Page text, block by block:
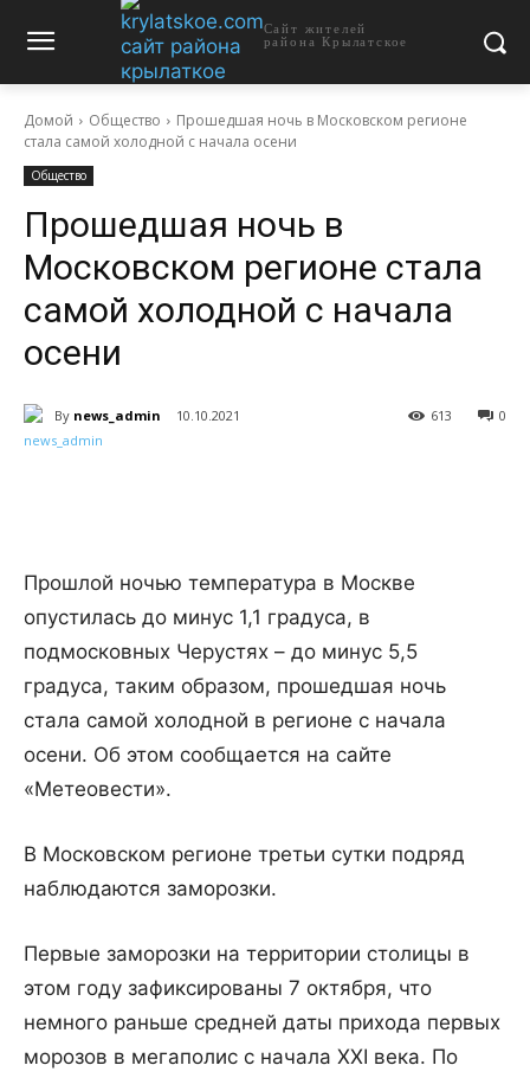
Сайт жителей
района Крылатское
Домой Общество
Прошедшая ночь в Московском регионе
стала самой холодной с начала осени
Общество
Прошедшая ночь в
Московском регионе стала
самой холодной с начала
осени
By news_admin 10.10.2021 0
613
Прошлой ночью температура в Москве
опустилась до минус 1,1 градуса, в
подмосковных Черустях – до минус 5,5
градуса, таким образом, прошедшая ночь
стала самой холодной в регионе с начала
осени. Об этом сообщается на сайте
«Метеовести».
В Московском регионе третьи сутки подряд
наблюдаются заморозки.
Первые заморозки на территории столицы в
этом году зафиксированы 7 октября, что
немного раньше средней даты прихода первых
морозов в мегаполис с начала XXI века. По